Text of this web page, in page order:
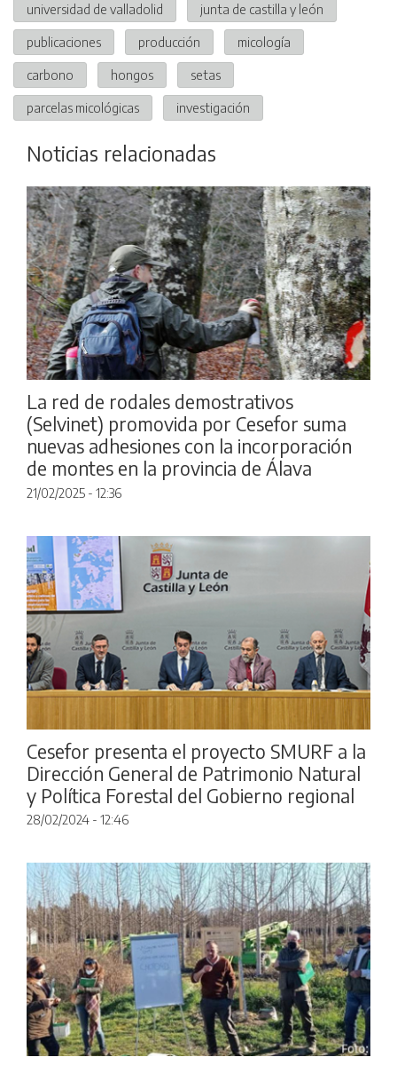
universidad de valladolid junta de castilla y león
publicaciones producción micología
carbono hongos setas
parcelas micológicas investigación
Noticias relacionadas
La red de rodales demostrativos
(Selvinet) promovida por Cesefor suma
nuevas adhesiones con la incorporación
de montes en la provincia de Álava
21/02/2025 - 12:36
Cesefor presenta el proyecto SMURF a la
Dirección General de Patrimonio Natural
y Política Forestal del Gobierno regional
28/02/2024 - 12:46